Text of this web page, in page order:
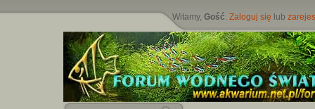
Witamy,Gość.Zaloguj się lub